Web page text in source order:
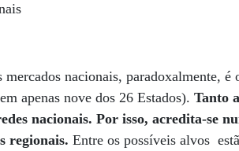
nacionais, paradoxalmente, é
apenas nove dos 26 Estados).Tanto
nacionais. Por isso, acredita-se
regionais. Entre os possíveis alvos